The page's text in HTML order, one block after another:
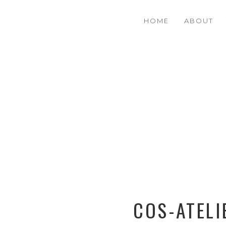
HOME ABOUT
COS-